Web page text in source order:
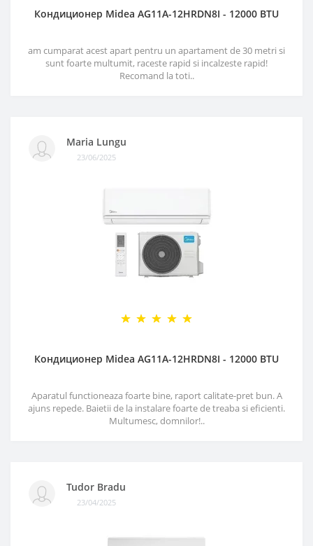
Кондиционер Midea AG11A-12HRDN8I - 12000 BTU
am cumparat acest apart pentru un apartament de 30 metri si
sunt foarte multumit, raceste rapid si incalzeste rapid!
Recomand la toti..
Maria Lungu
23/06/2025
Кондиционер Midea AG11A-12HRDN8I - 12000 BTU
Aparatul functioneaza foarte bine, raport calitate-pret bun. A
ajuns repede. Baietii de la instalare foarte de treaba si eficienti.
Multumesc, domnilor!..
Tudor Bradu
23/04/2025